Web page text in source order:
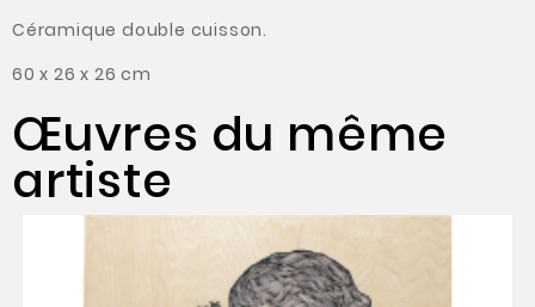
Céramique double cuisson.
60 x 26 x 26 cm
Œuvres du même
artiste